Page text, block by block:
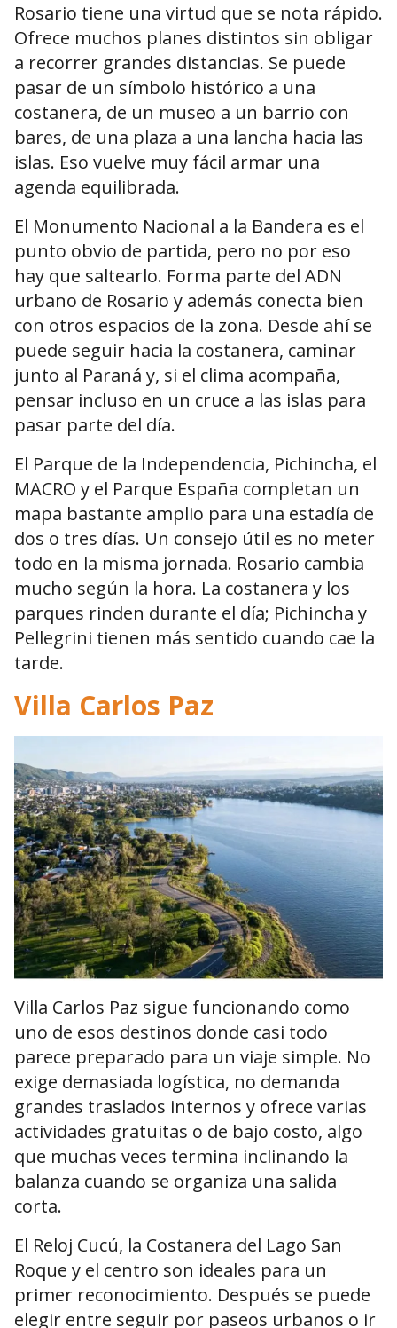
Rosario tiene una virtud que se nota rápido.
Ofrece muchos planes distintos sin obligar
a recorrer grandes distancias. Se puede
pasar de un símbolo histórico a una
costanera, de un museo a un barrio con
bares, de una plaza a una lancha hacia las
islas. Eso vuelve muy fácil armar una
agenda equilibrada.
El Monumento Nacional a la Bandera es el
punto obvio de partida, pero no por eso
hay que saltearlo. Forma parte del ADN
urbano de Rosario y además conecta bien
con otros espacios de la zona. Desde ahí se
puede seguir hacia la costanera, caminar
junto al Paraná y, si el clima acompaña,
pensar incluso en un cruce a las islas para
pasar parte del día.
El Parque de la Independencia, Pichincha, el
MACRO y el Parque España completan un
mapa bastante amplio para una estadía de
dos o tres días. Un consejo útil es no meter
todo en la misma jornada. Rosario cambia
mucho según la hora. La costanera y los
parques rinden durante el día; Pichincha y
Pellegrini tienen más sentido cuando cae la
tarde.
Villa Carlos Paz
Villa Carlos Paz sigue funcionando como
uno de esos destinos donde casi todo
parece preparado para un viaje simple. No
exige demasiada logística, no demanda
grandes traslados internos y ofrece varias
actividades gratuitas o de bajo costo, algo
que muchas veces termina inclinando la
balanza cuando se organiza una salida
corta.
El Reloj Cucú, la Costanera del Lago San
Roque y el centro son ideales para un
primer reconocimiento. Después se puede
elegir entre seguir por paseos urbanos o ir